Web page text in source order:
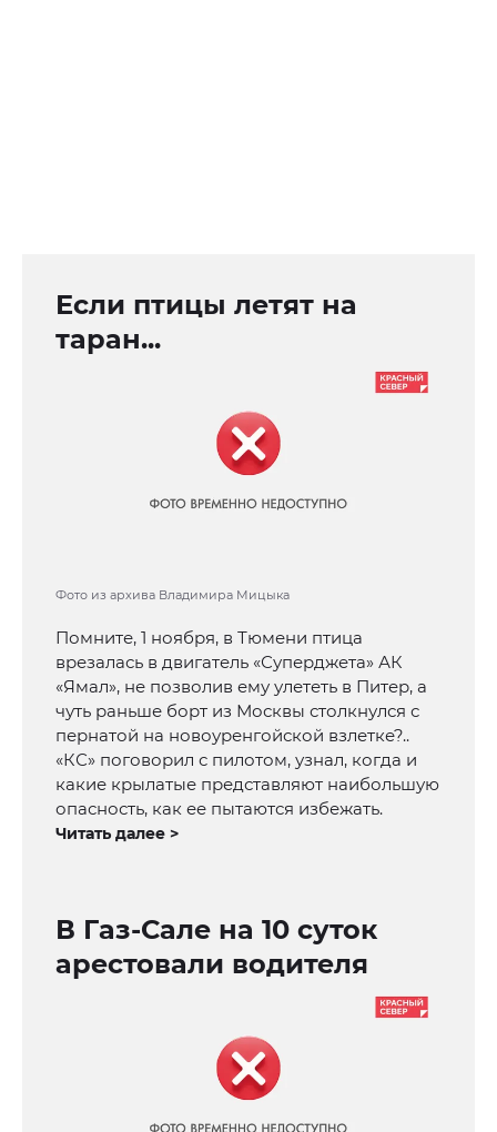
Если птицы летят на
таран...
Фото из архива Владимира Мицыка
Помните, 1 ноября, в Тюмени птица
врезалась в двигатель «Суперджета» АК
«Ямал», не позволив ему улететь в Питер, а
чуть раньше борт из Москвы столкнулся с
пернатой на новоуренгойской взлетке?..
«КС» поговорил с пилотом, узнал, когда и
какие крылатые представляют наибольшую
опасность, как ее пытаются избежать.
Читать далее >
В Газ-Сале на 10 суток
арестовали водителя